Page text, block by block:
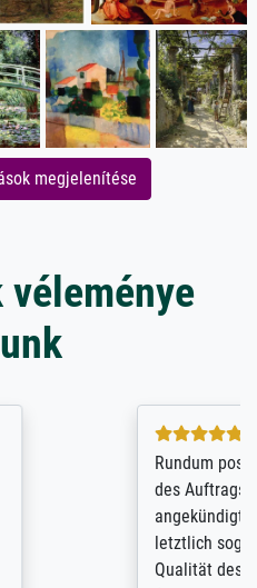
megjelenítése
Die Ausführung
gedauert, die
wurde aber
Die
des Drucks